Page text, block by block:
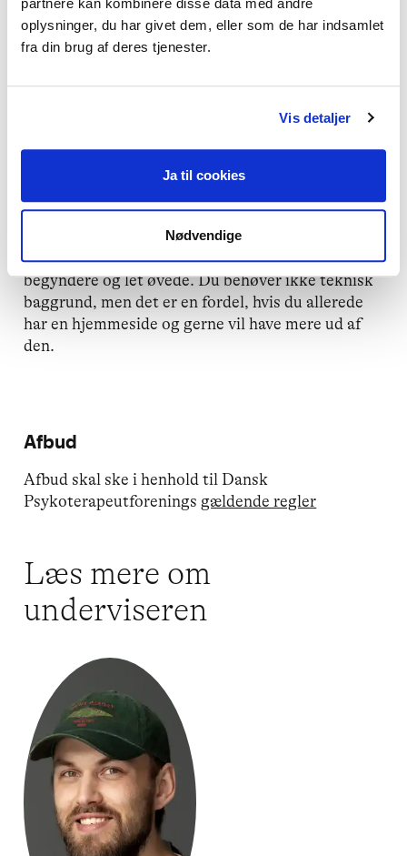
partnere kan kombinere disse data med andre
oplysninger, du har givet dem, eller som de har indsamlet
fra din brug af deres tjenester.
Vis detaljer
Ja til cookies
Nødvendige
mulighed for at tilpasse gennemgangen og bruge
eksempler, der er relevante for netop dig, uanset
Squarespace eller noget helt fjerde.
Webinaret afholdes online via Google Meet og du
modtager link til begge sessioner inden start.
Efterfølgende får du adgang til slides og de SEO-
hjem og arbejde videre.
Undervisningen er praksisnær og tilrettelagt for
begyndere og let øvede. Du behøver ikke teknisk
baggrund, men det er en fordel, hvis du allerede
har en hjemmeside og gerne vil have mere ud af
den.
Afbud
Afbud skal ske i henhold til Dansk
Psykoterapeutforenings gældende regler
Læs mere om
underviseren